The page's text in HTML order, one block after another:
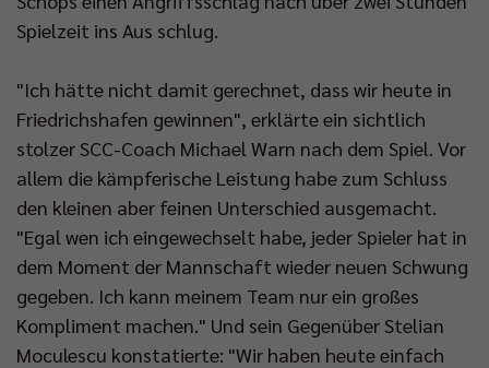
Spielzeit ins Aus schlug.
"Ich hätte nicht damit gerechnet, dass wir heute in
Friedrichshafen gewinnen", erklärte ein sichtlich
stolzer SCC-Coach Michael Warn nach dem Spiel. Vor
allem die kämpferische Leistung habe zum Schluss
den kleinen aber feinen Unterschied ausgemacht.
"Egal wen ich eingewechselt habe, jeder Spieler hat in
dem Moment der Mannschaft wieder neuen Schwung
gegeben. Ich kann meinem Team nur ein großes
Kompliment machen." Und sein Gegenüber Stelian
Moculescu konstatierte: "Wir haben heute einfach